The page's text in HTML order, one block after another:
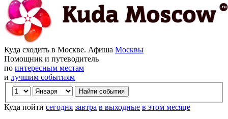
Куда сходить в Москве. Афиша Москвы
Помощник и путеводитель
по интересным местам
и лучшим событиям
Куда пойти сегодня завтра в выходные в этом месяце